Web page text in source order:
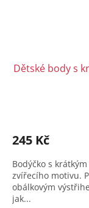
Dětské body s
245 Kč
Bodýčko s
zvířecího motivu.
obálkovým
jak...